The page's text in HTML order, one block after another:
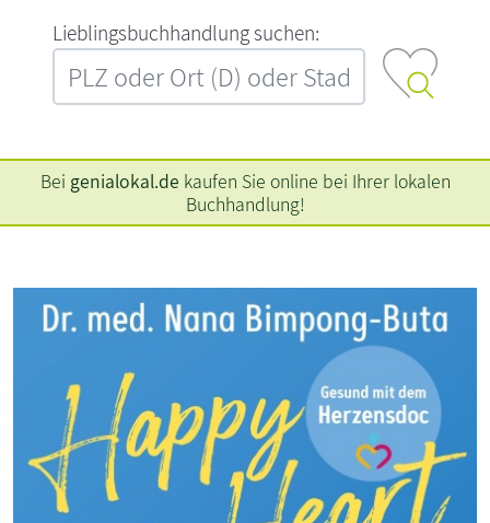
L‍i‍e‍b‍l‍i‍n‍g‍s‍b‍u‍c‍h‍h‍a‍n‍d‍l‍u‍n‍g‍ ‍s‍u‍c‍h‍e‍n‍:‍
Bei genialokal.de kaufen Sie online bei Ihrer lokalen
Buchhandlung!